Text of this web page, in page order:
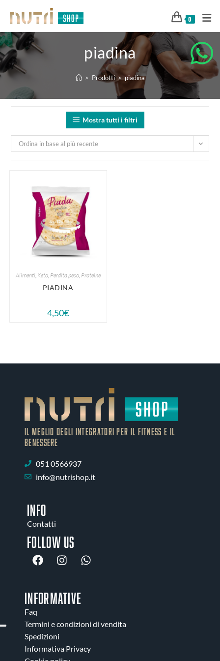
0
piadina
> Prodotti > piadina
Mostra tutti i filtri
Ordina in base al più recente
Alimenti, Keto, Perdita peso, Proteine
PIADINA
4,50€
IL MEGLIO DEGLI Integratori PER IL FITNESS E IL
BENESSERE
051 0566937
info@nutrishop.it
INFO
Contatti
Follow us
INFORMATIVE
Faq
Termini e condizioni di vendita
Spedizioni
Informativa Privacy